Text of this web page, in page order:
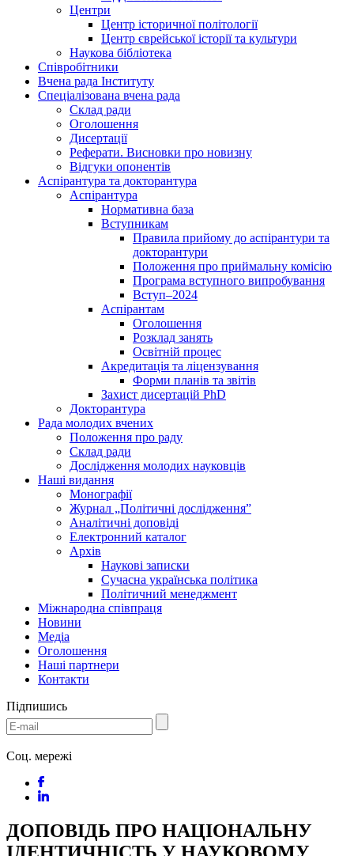
Центри
Центр історичної політології
Центр єврейської історії та культури
Наукова бібліотека
Співробітники
Вчена рада Інституту
Спеціалізована вчена рада
Склад ради
Оголошення
Дисертації
Реферати. Висновки про новизну
Відгуки опонентів
Аспірантура та докторантура
Аспірантура
Нормативна база
Вступникам
Правила прийому до аспірантури та
докторантури
Положення про приймальну комісію
Програма вступного випробування
Вступ–2024
Аспірантам
Оголошення
Розклад занять
Освітній процес
Акредитація та ліцензування
Форми планів та звітів
Захист дисертацій PhD
Докторантура
Рада молодих вчених
Положення про раду
Склад ради
Дослідження молодих науковців
Наші видання
Монографії
Журнал „Політичні дослідження”
Аналітичні доповіді
Електронний каталог
Архів
Наукові записки
Сучасна українська політика
Політичний менеджмент
Міжнародна співпраця
Новини
Медіa
Оголошення
Наші партнери
Контакти
Підпишись
Соц. мережі
ДОПОВІДЬ ПРО НАЦІОНАЛЬНУ